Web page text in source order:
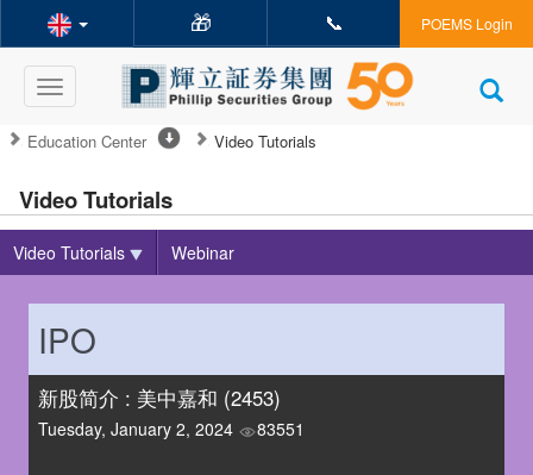
🎁 📞 POEMS Login
Toggle
navigation
Education Center Video Tutorials
Video Tutorials
Video Tutorials Webinar
IPO
新股简介 : 美中嘉和 (2453)
Tuesday, January 2, 2024 83551